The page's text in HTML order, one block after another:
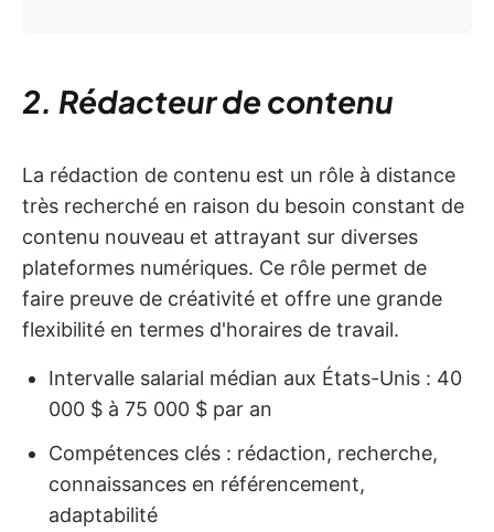
2. Rédacteur de contenu
La rédaction de contenu est un rôle à distance
très recherché en raison du besoin constant de
contenu nouveau et attrayant sur diverses
plateformes numériques. Ce rôle permet de
faire preuve de créativité et offre une grande
flexibilité en termes d'horaires de travail.
Intervalle salarial médian aux États-Unis : 40
000 $ à 75 000 $ par an
Compétences clés : rédaction, recherche,
connaissances en référencement,
adaptabilité